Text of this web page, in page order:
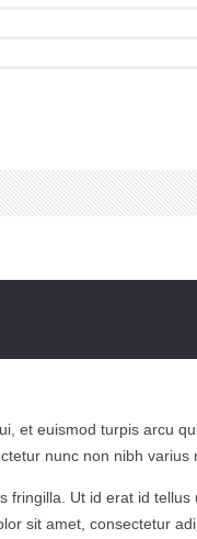
et euismod turpis arcu
nunc non nibh varius
Ut id erat id
sit amet, consectetur